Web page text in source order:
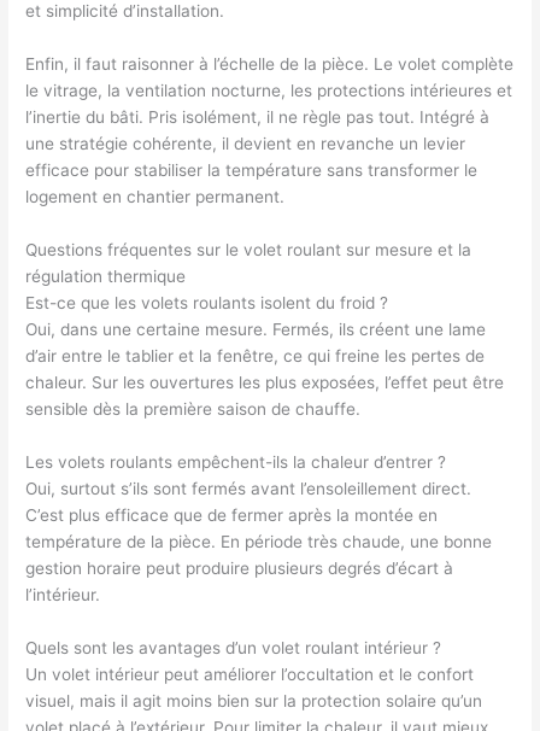
et simplicité d’installation.
Enfin, il faut raisonner à l’échelle de la pièce. Le volet complète
le vitrage, la ventilation nocturne, les protections intérieures et
l’inertie du bâti. Pris isolément, il ne règle pas tout. Intégré à
une stratégie cohérente, il devient en revanche un levier
efficace pour stabiliser la température sans transformer le
logement en chantier permanent.
Questions fréquentes sur le volet roulant sur mesure et la
régulation thermique
Est-ce que les volets roulants isolent du froid ?
Oui, dans une certaine mesure. Fermés, ils créent une lame
d’air entre le tablier et la fenêtre, ce qui freine les pertes de
chaleur. Sur les ouvertures les plus exposées, l’effet peut être
sensible dès la première saison de chauffe.
Les volets roulants empêchent-ils la chaleur d’entrer ?
Oui, surtout s’ils sont fermés avant l’ensoleillement direct.
C’est plus efficace que de fermer après la montée en
température de la pièce. En période très chaude, une bonne
gestion horaire peut produire plusieurs degrés d’écart à
l’intérieur.
Quels sont les avantages d’un volet roulant intérieur ?
Un volet intérieur peut améliorer l’occultation et le confort
visuel, mais il agit moins bien sur la protection solaire qu’un
volet placé à l’extérieur. Pour limiter la chaleur, il vaut mieux